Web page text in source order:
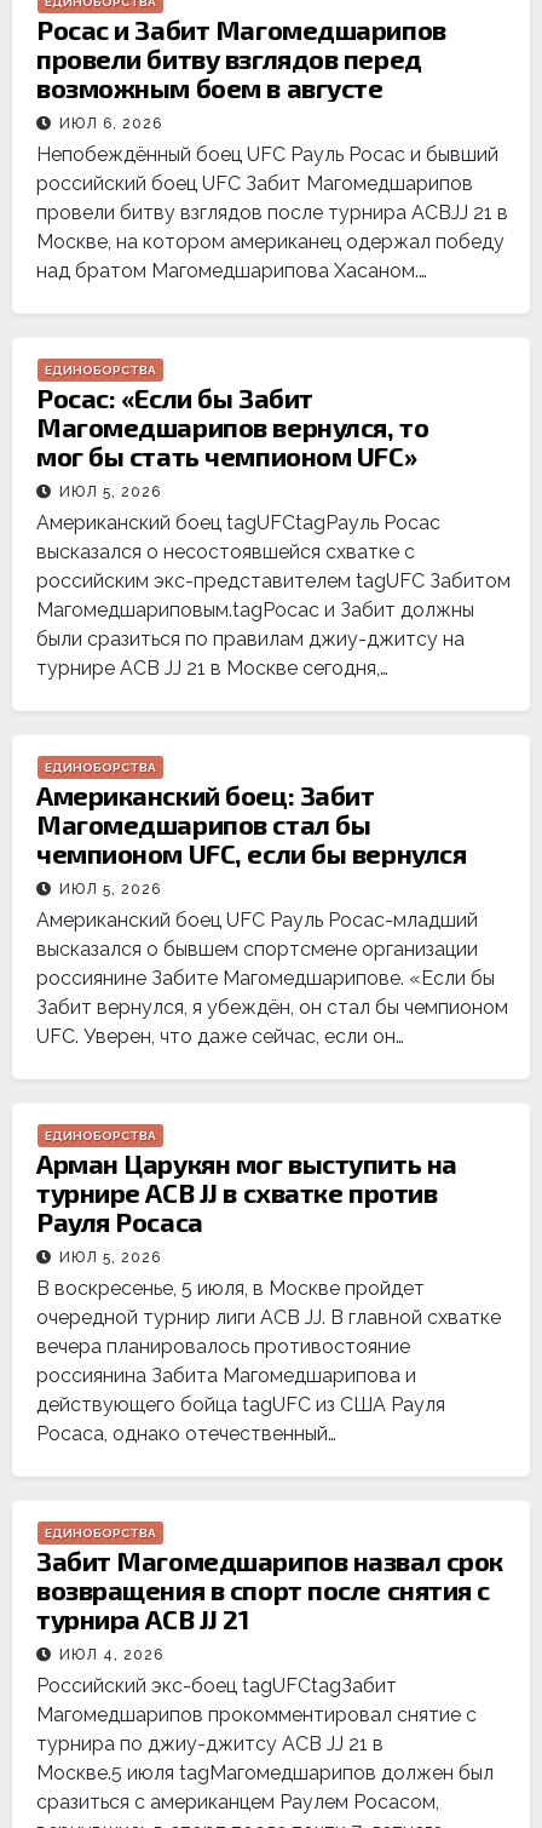
Росас и Забит Магомедшарипов
провели битву взглядов перед
возможным боем в августе
ИЮЛ 6, 2026
Непобеждённый боец UFC Рауль Росас и бывший
российский боец UFC Забит Магомедшарипов
провели битву взглядов после турнира ACBJJ 21 в
Москве, на котором американец одержал победу
над братом Магомедшарипова Хасаном.…
ЕДИНОБОРСТВА
Росас: «Если бы Забит
Магомедшарипов вернулся, то
мог бы стать чемпионом UFC»
ИЮЛ 5, 2026
Американский боец tagUFCtagРауль Росас
высказался о несостоявшейся схватке с
российским экс-представителем tagUFC Забитом
Магомедшариповым.tagРосас и Забит должны
были сразиться по правилам джиу-джитсу на
турнире ACB JJ 21 в Москве сегодня,…
ЕДИНОБОРСТВА
Американский боец: Забит
Магомедшарипов стал бы
чемпионом UFC, если бы вернулся
ИЮЛ 5, 2026
Американский боец UFC Рауль Росас-младший
высказался о бывшем спортсмене организации
россиянине Забите Магомедшарипове. «Если бы
Забит вернулся, я убеждён, он стал бы чемпионом
UFC. Уверен, что даже сейчас, если он…
ЕДИНОБОРСТВА
Арман Царукян мог выступить на
турнире ACB JJ в схватке против
Рауля Росаса
ИЮЛ 5, 2026
В воскресенье, 5 июля, в Москве пройдет
очередной турнир лиги ACB JJ. В главной схватке
вечера планировалось противостояние
россиянина Забита Магомедшарипова и
действующего бойца tagUFC из США Рауля
Росаса, однако отечественный…
ЕДИНОБОРСТВА
Забит Магомедшарипов назвал срок
возвращения в спорт после снятия с
турнира ACB JJ 21
ИЮЛ 4, 2026
Российский экс-боец tagUFCtagЗабит
Магомедшарипов прокомментировал снятие с
турнира по джиу-джитсу ACB JJ 21 в
Москве.5 июля tagМагомедшарипов должен был
сразиться с американцем Раулем Росасом,